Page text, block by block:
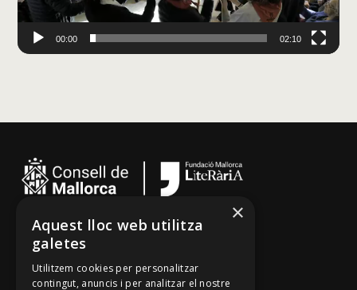
00:00 02:10
Cançoner
Tradicionari
×
Aquest lloc web utilitza
galetes
Utilitzem cookies per personalitzar
contingut, anuncis i per analitzar el nostre